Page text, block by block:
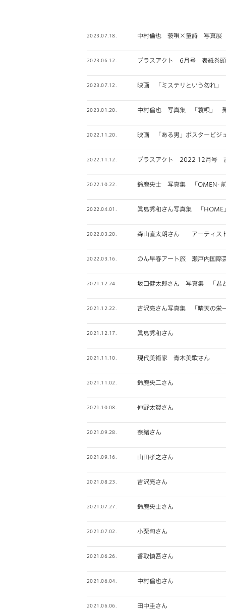
2023.07.18. 中村倫也 蓑唄×童詩 写真展
2023.06.12. プラスアクト 6月号 表紙巻頭
2023.07.12. 映画 「ミステリという勿れ」
2023.01.20. 中村倫也 写真集 「蓑唄」
2022.11.20. 映画 「ある男」ポスタービジ
2022.11.12. プラスアクト 2022 12月号
2022.10.22. 鈴鹿央士 写真集 「OMEN- 前
2022.04.01. 眞島秀和さん写真集 「HOME
2022.03.20. 森山直太朗さん アーティス
2022.03.16. のん早春アート旅 瀬戸内国
2021.12.24. 坂口健太郎さん 写真集 「君
2021.12.22. 吉沢亮さん写真集 「晴天の栄
2021.12.17. 眞島秀和さん
2021.11.10. 現代美術家 青木美歌さん
2021.11.02. 鈴鹿央二さん
2021.10.08. 仲野太賀さん
2021.09.28. 奈緒さん
2021.09.16. 山田孝之さん
2021.08.23. 吉沢亮さん
2021.07.27. 鈴鹿央士さん
2021.07.02. 小栗旬さん
2021.06.26. 香取慎吾さん
2021.06.04. 中村倫也さん
2021.06.06. 田中圭さん